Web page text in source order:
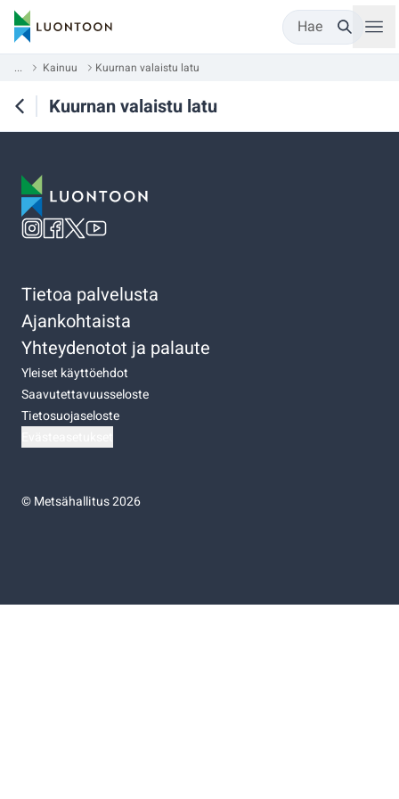
Hae
... Kainuu Kuurnan valaistu latu
Kuurnan valaistu latu
Tietoa palvelusta
Ajankohtaista
Yhteydenotot ja palaute
Yleiset käyttöehdot
Saavutettavuusseloste
Tietosuojaseloste
©Metsähallitus 2026